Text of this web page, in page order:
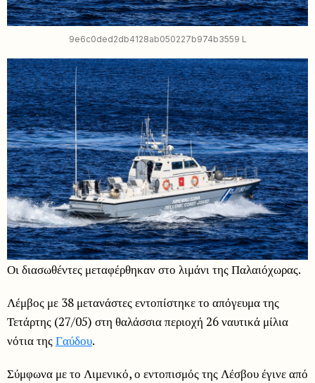
9e6c0ded2db4128ab050227b974b3559 L
Οι διασωθέντες μεταφέρθηκαν στο λιμάνι της Παλαιόχωρας.
Λέμβος με 38 μετανάστες εντοπίστηκε το απόγευμα της
Τετάρτης (27/05) στη θαλάσσια περιοχή 26 ναυτικά μίλια
νότια τηςΓαύδου.
Σύμφωνα με το Λιμενικό, ο εντοπισμός της Λέσβου έγινε από